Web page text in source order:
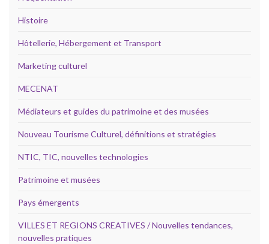
Histoire
Hôtellerie, Hébergement et Transport
Marketing culturel
MECENAT
Médiateurs et guides du patrimoine et des musées
Nouveau Tourisme Culturel, définitions et stratégies
NTIC, TIC, nouvelles technologies
Patrimoine et musées
Pays émergents
VILLES ET REGIONS CREATIVES / Nouvelles tendances,
nouvelles pratiques